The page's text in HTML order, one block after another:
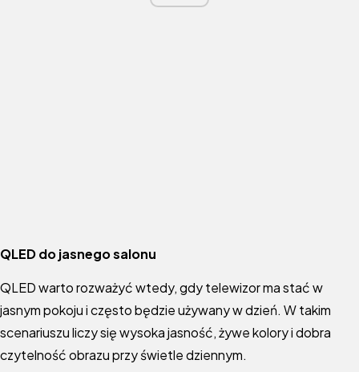
QLED do jasnego salonu
QLED warto rozważyć wtedy, gdy telewizor ma stać w
jasnym pokoju i często będzie używany w dzień. W takim
scenariuszu liczy się wysoka jasność, żywe kolory i dobra
czytelność obrazu przy świetle dziennym.